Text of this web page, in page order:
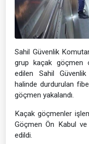
Sahil Güvenlik
grup kaçak göçmen
edilen Sahil
halinde durdurulan
göçmen yakalandı.
Kaçak göçmenler
Göçmen Ön Kabul
edildi.